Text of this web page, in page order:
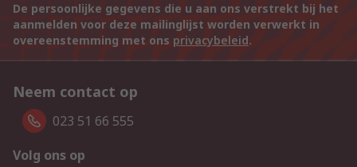
De persoonlijke gegevens die u aan ons verstrekt bij het
aanmelden voor deze mailinglijst worden verwerkt in
overeenstemming met ons privacybeleid.
Neem contact op
023 51 66 555
Volg ons op